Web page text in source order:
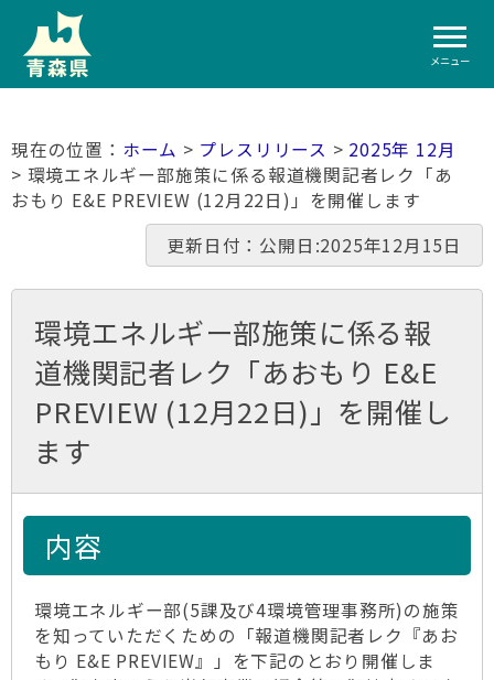
メニュー
ホーム > プレスリリース > 2025年 12月
> 環境エネルギー部施策に係る報道機関記者レク「あ
おもり E&E PREVIEW (12月22日)」を開催します
更新日付：公開日:2025年12月15日
環境エネルギー部施策に係る報
道機関記者レク「あおもり E&E
PREVIEW (12月22日)」を開催し
ます
内容
環境エネルギー部(5課及び4環境管理事務所)の施策
を知っていただくための「報道機関記者レク『あお
もり E&E PREVIEW』」を下記のとおり開催しま